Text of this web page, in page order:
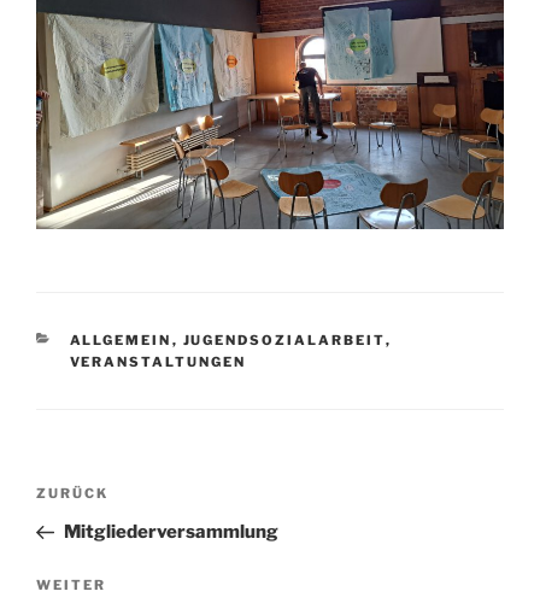
KATEGORIEN
ALLGEMEIN , JUGENDSOZIALARBEIT,
VERANSTALTUNGEN
Beitragsnavigation
Vorheriger
Beitrag
ZURÜCK
Mitgliederversammlung
Nächster
WEITER